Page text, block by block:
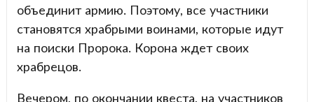
объединит армию. Поэтому, все участники
становятся храбрыми воинами, которые идут
на поиски Пророка. Корона ждет своих
храбрецов.
Вечером, по окончании квеста, на участников